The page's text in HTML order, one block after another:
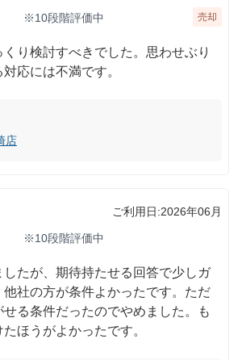
※10段階評価中 売却
り検討すべきでした。思わせぶり
応には不満です。
店
ご利用日:2026年06月
※10段階評価中
たが、期待持たせる回答で少しガ
他社の方が条件よかったです。ただ
る条件だったのでやめました。も
ほうがよかったです。